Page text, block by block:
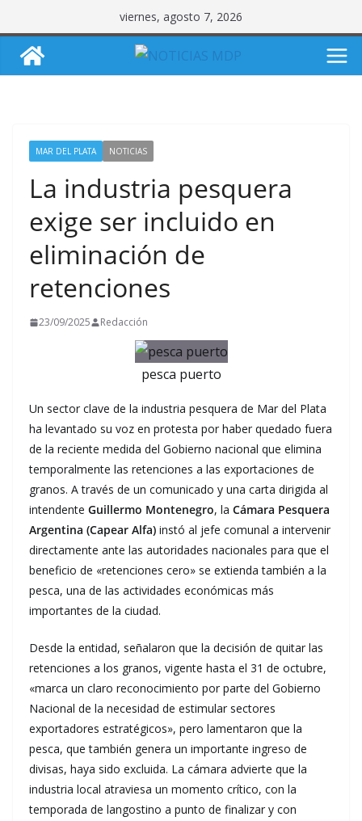
al
contenido
viernes, agosto 7, 2026
MAR DEL PLATA NOTICIAS
La industria pesquera
exige ser incluido en
eliminación de
retenciones
23/09/2025 Redacción
pesca puerto
Un sector clave de la industria pesquera de Mar del Plata
ha levantado su voz en protesta por haber quedado fuera
de la reciente medida del Gobierno nacional que elimina
temporalmente las retenciones a las exportaciones de
granos. A través de un comunicado y una carta dirigida al
intendente Guillermo Montenegro, la Cámara Pesquera
Argentina (Capear Alfa) instó al jefe comunal a intervenir
directamente ante las autoridades nacionales para que el
beneficio de «retenciones cero» se extienda también a la
pesca, una de las actividades económicas más
importantes de la ciudad.
Desde la entidad, señalaron que la decisión de quitar las
retenciones a los granos, vigente hasta el 31 de octubre,
«marca un claro reconocimiento por parte del Gobierno
Nacional de la necesidad de estimular sectores
exportadores estratégicos», pero lamentaron que la
pesca, que también genera un importante ingreso de
divisas, haya sido excluida. La cámara advierte que la
industria local atraviesa un momento crítico, con la
temporada de langostino a punto de finalizar y con